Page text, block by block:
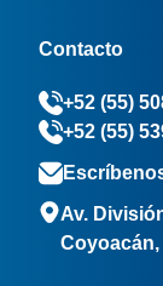
Contacto
+52 (55)
+52 (55)
Av.
Coyoacán,